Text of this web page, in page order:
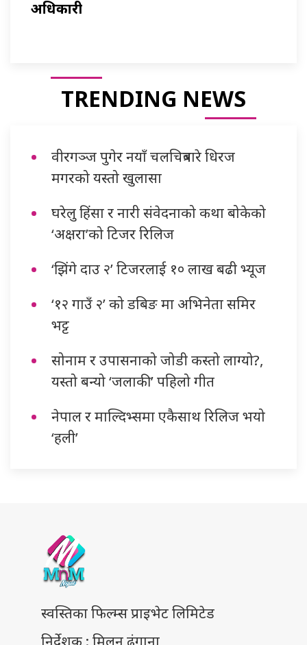
अधिकारी
TRENDING NEWS
वीरगञ्ज पुगेर नयाँ चलचित्रबारे धिरज
मगरको यस्तो खुलासा
घरेलु हिंसा र नारी संवेदनाको कथा बोकेको
‘अक्षरा’को टिजर रिलिज
‘झिंगे दाउ २’ टिजरलाई १० लाख बढी भ्यूज
‘१२ गाउँ २’ को डबिङ मा अभिनेता समिर
भट्ट
सोनाम र उपासनाको जोडी कस्तो लाग्यो?,
यस्तो बन्यो ‘जलाकी’ पहिलो गीत
नेपाल र माल्दिभ्समा एकैसाथ रिलिज भयो
‘हली’
स्वस्तिका फिल्म्स प्राइभेट लिमिटेड
निर्देशक : मिलन ढुंगाना